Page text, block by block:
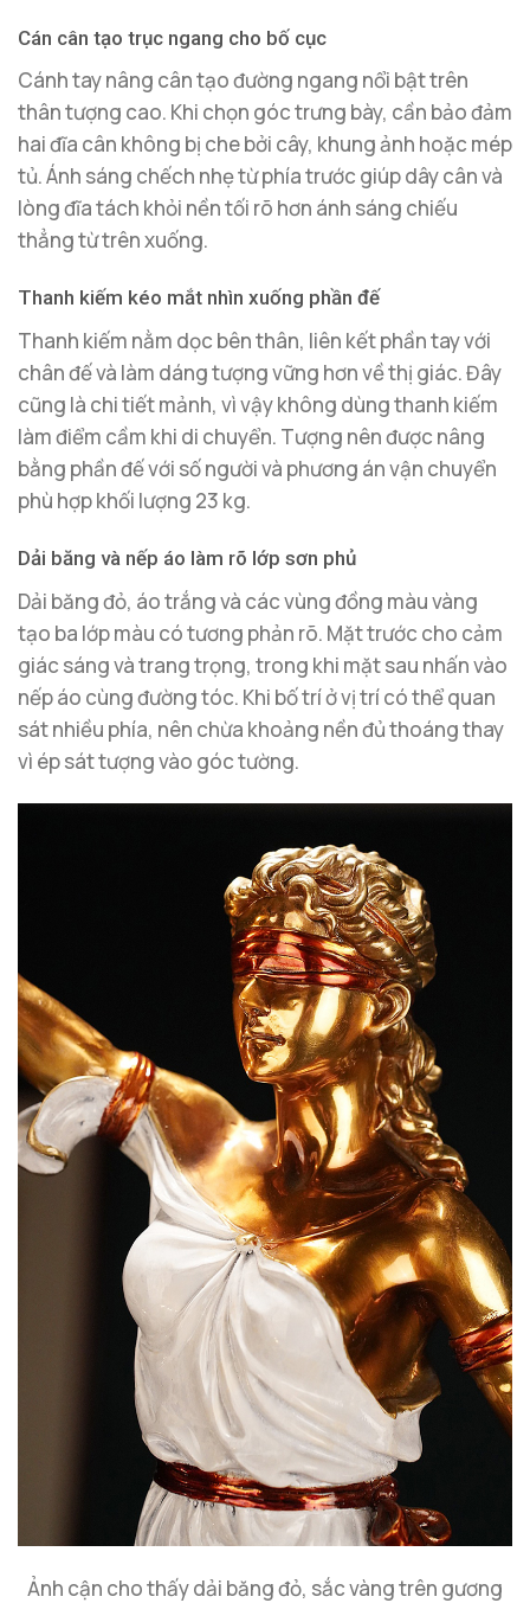
Cán cân tạo trục ngang cho bố cục
Cánh tay nâng cân tạo đường ngang nổi bật trên
thân tượng cao. Khi chọn góc trưng bày, cần bảo đảm
hai đĩa cân không bị che bởi cây, khung ảnh hoặc mép
tủ. Ánh sáng chếch nhẹ từ phía trước giúp dây cân và
lòng đĩa tách khỏi nền tối rõ hơn ánh sáng chiếu
thẳng từ trên xuống.
Thanh kiếm kéo mắt nhìn xuống phần đế
Thanh kiếm nằm dọc bên thân, liên kết phần tay với
chân đế và làm dáng tượng vững hơn về thị giác. Đây
cũng là chi tiết mảnh, vì vậy không dùng thanh kiếm
làm điểm cầm khi di chuyển. Tượng nên được nâng
bằng phần đế với số người và phương án vận chuyển
phù hợp khối lượng 23 kg.
Dải băng và nếp áo làm rõ lớp sơn phủ
Dải băng đỏ, áo trắng và các vùng đồng màu vàng
tạo ba lớp màu có tương phản rõ. Mặt trước cho cảm
giác sáng và trang trọng, trong khi mặt sau nhấn vào
nếp áo cùng đường tóc. Khi bố trí ở vị trí có thể quan
sát nhiều phía, nên chừa khoảng nền đủ thoáng thay
vì ép sát tượng vào góc tường.
Ảnh cận cho thấy dải băng đỏ, sắc vàng trên gương